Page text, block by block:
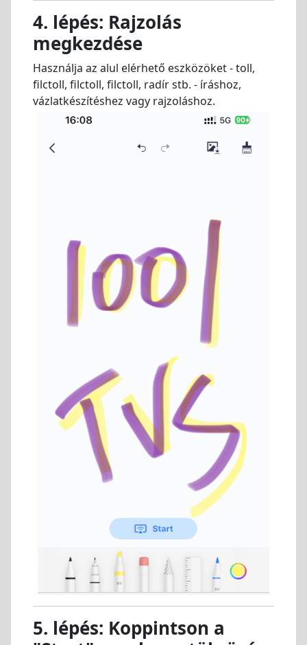
4. lépés: Rajzolás
megkezdése
Használja az alul elérhető eszközöket - toll,
filctoll, filctoll, filctoll, radír stb. - íráshoz,
vázlatkészítéshez vagy rajzoláshoz.
5. lépés: Koppintson a